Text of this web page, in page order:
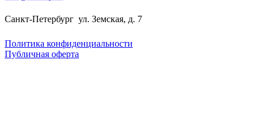
Санкт-Петербург ул. Земская, д. 7
Политика конфиденциальности
Публичная оферта